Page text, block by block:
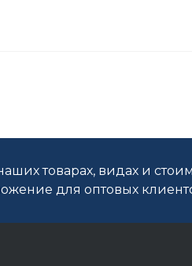
товарах, видах и
для оптовых